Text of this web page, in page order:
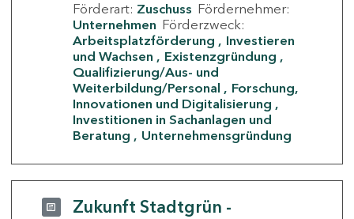
Förderart: Zuschuss Fördernehmer:
Unternehmen Förderzweck:
Arbeitsplatzförderung
Investieren
und Wachsen
Existenzgründung
Qualifizierung/Aus- und
Weiterbildung/Personal
Forschung,
Innovationen und Digitalisierung
Investitionen in Sachanlagen und
Beratung
Unternehmensgründung
Zukunft Stadtgrün -